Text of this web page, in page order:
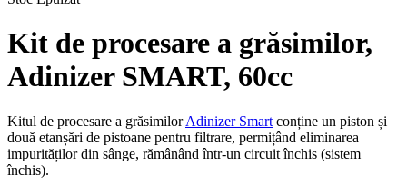
Kit de procesare a grăsimilor,
Adinizer SMART, 60cc
Kitul de procesare a grăsimilorAdinizer Smart conține un piston și
două etanșări de pistoane pentru filtrare, permițând eliminarea
impurităților din sânge, rămânând într-un circuit închis (sistem
închis).